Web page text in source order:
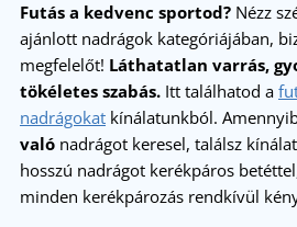
Futás a kedvenc sportod? Nézz
ajánlott nadrágok kategóriájában,
megfelelőt! Láthatatlan varrás,
tökéletes szabás. Itt találhatod a
nadrágokat kínálatunkból.
való nadrágot keresel, találsz
hosszú nadrágot kerékpáros
minden kerékpározás rendkívül